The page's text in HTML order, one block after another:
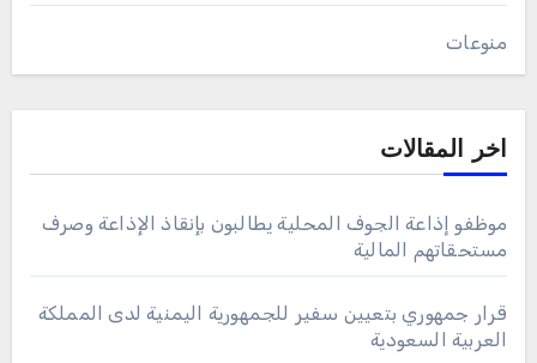
منوعات
اخر المقالات
موظفو إذاعة الجوف المحلية يطالبون بإنقاذ الإذاعة وصرف
مستحقاتهم المالية
قرار جمهوري بتعيين سفير للجمهورية اليمنية لدى المملكة
العربية السعودية